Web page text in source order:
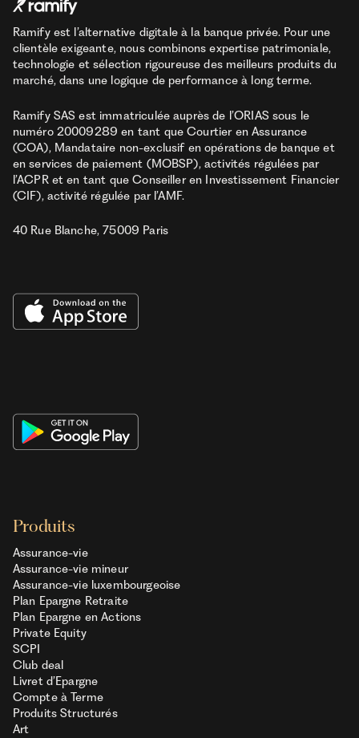
Ramify est l’alternative digitale à la banque privée. Pour une
clientèle exigeante, nous combinons expertise patrimoniale,
technologie et sélection rigoureuse des meilleurs produits du
marché, dans une logique de performance à long terme.
Ramify SAS est immatriculée auprès de l’ORIAS sous le
numéro 20009289 en tant que Courtier en Assurance
(COA), Mandataire non-exclusif en opérations de banque et
en services de paiement (MOBSP), activités régulées par
l’ACPR et en tant que Conseiller en Investissement Financier
(CIF), activité régulée par l’AMF.
40 Rue Blanche, 75009 Paris
Produits
Assurance-vie
Assurance-vie mineur
Assurance-vie luxembourgeoise
Plan Epargne Retraite
Plan Epargne en Actions
Private Equity
SCPI
Club deal
Livret d’Epargne
Compte à Terme
Produits Structurés
Art